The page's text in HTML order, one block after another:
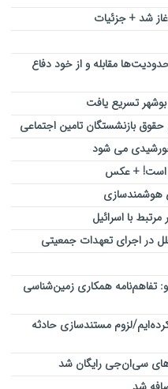
شد + جزئیات
مقابله و از خود دفاع
تسریع یافت
بازنشستگان تامین اجتماعی
می شود
است! +‌ عکس
هوشمندسازی
با اسرائیل
در اجرای تعهدات جمعیتی
تفاهم‌نامه همکاری زمین‌شناسی
لزوم مستندسازی حادثه
سی‌ان‌جی رایگان شد